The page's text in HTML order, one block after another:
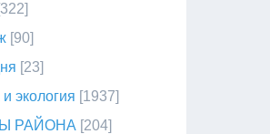
[90]
[23]
экология [1937]
РАЙОНА [204]